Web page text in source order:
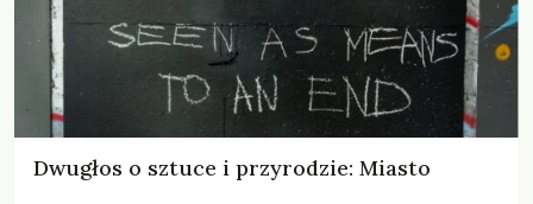
Dwugłos o sztuce i przyrodzie: Miasto